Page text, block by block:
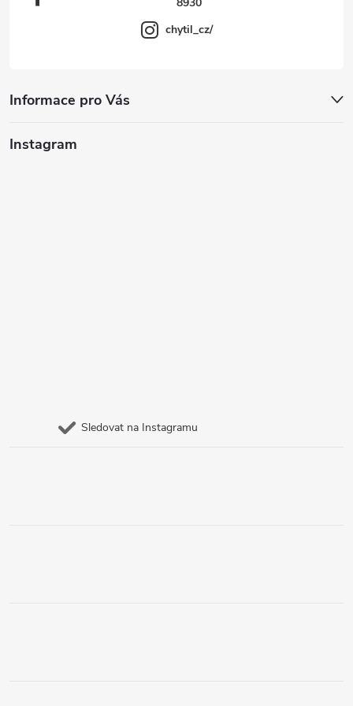
chytil_cz/
Informace pro Vás
Instagram
Sledovat na Instagramu